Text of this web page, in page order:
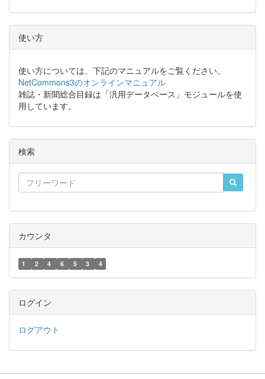
使い方
使い方については、下記のマニュアルをご覧ください。
NetCommons3のオンラインマニュアル
雑誌・新聞総合目録は「汎用データベース」モジュールを使
用しています。
検索
カウンタ
1 2 4 6 5 3 4
ログイン
ログアウト